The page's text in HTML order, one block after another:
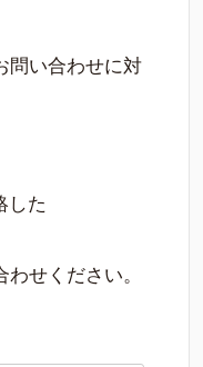
問い合わせに対
した
せください。